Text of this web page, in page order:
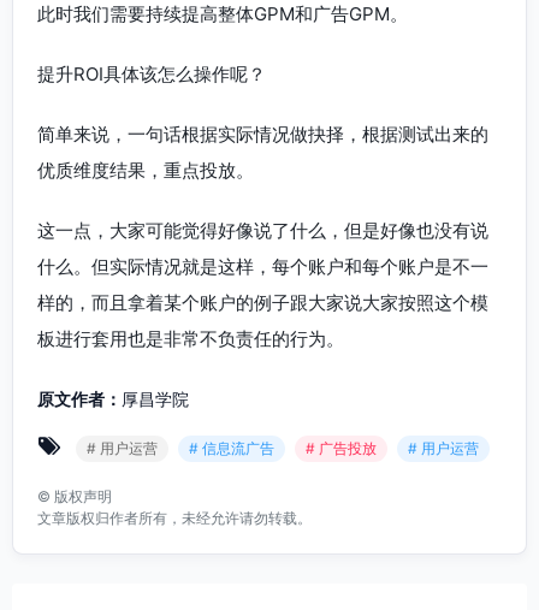
此时我们需要持续提高整体GPM和广告GPM。
提升ROI具体该怎么操作呢？
简单来说，一句话根据实际情况做抉择，根据测试出来的
优质维度结果，重点投放。
这一点，大家可能觉得好像说了什么，但是好像也没有说
什么。但实际情况就是这样，每个账户和每个账户是不一
样的，而且拿着某个账户的例子跟大家说大家按照这个模
板进行套用也是非常不负责任的行为。
原文作者： 厚昌学院
# 用户运营 # 信息流广告 # 广告投放 # 用户运营
© 版权声明
文章版权归作者所有，未经允许请勿转载。